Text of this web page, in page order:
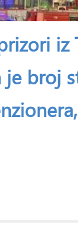
iz
je broj